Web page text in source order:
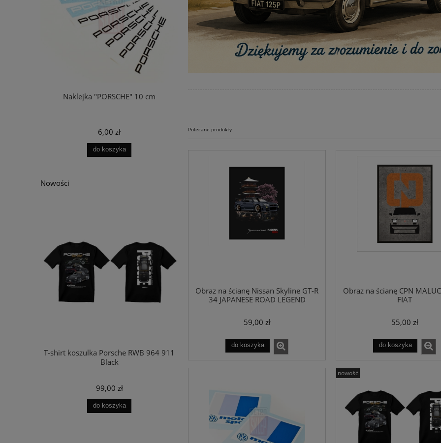
Naklejka "PORSCHE" 10 cm
6,00 zł
do koszyka
105,00 zł
Nowości
T-shirt koszulka Porsche RWB 964 911
Black
99,00 zł
do koszyka
Polecane produkty
Obraz na ścianę Nissan Skyline GT-R
34 JAPANESE ROAD LEGEND
59,00 zł
do koszyka
Obraz na ścianę CPN
FIAT
55,00 zł
do koszyka
nowość